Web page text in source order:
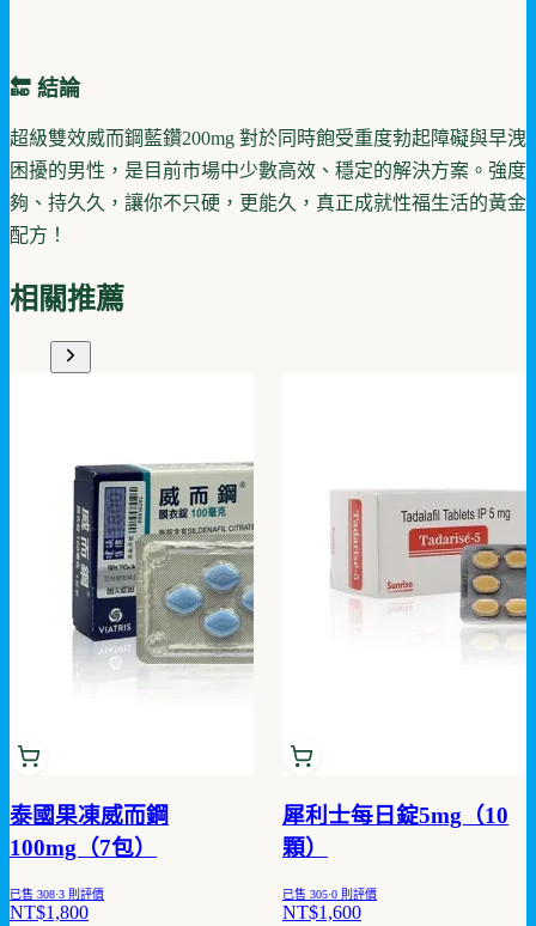
🔚 結論
超級雙效威而鋼藍鑽200mg 對於同時飽受重度勃起障礙與早洩
困擾的男性，是目前市場中少數高效、穩定的解決方案。強度
夠、持久久，讓你不只硬，更能久，真正成就性福生活的黃金
配方！
相關推薦
泰國果凍威而鋼
100mg（7包）
已售 308·3 則評價
NT$1,800
犀利士每日錠5mg（10
顆）
已售 305·0 則評價
NT$1,600